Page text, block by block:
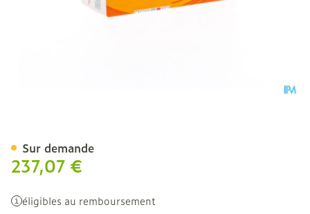
237,07 €
éligibles au remboursement
Sur demande